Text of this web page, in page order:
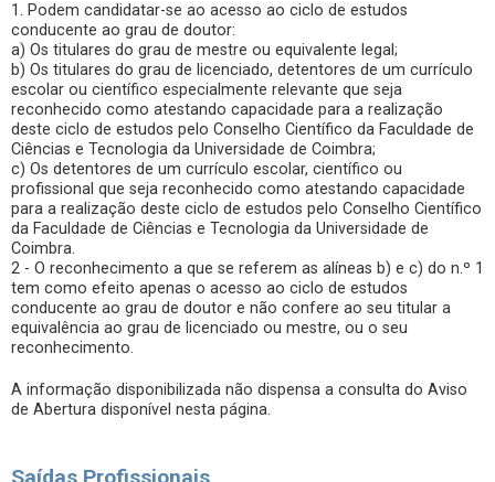
1. Podem candidatar-se ao acesso ao ciclo de estudos
conducente ao grau de doutor:
a) Os titulares do grau de mestre ou equivalente legal;
b) Os titulares do grau de licenciado, detentores de um currículo
escolar ou científico especialmente relevante que seja
reconhecido como atestando capacidade para a realização
deste ciclo de estudos pelo Conselho Científico da Faculdade de
Ciências e Tecnologia da Universidade de Coimbra;
c) Os detentores de um currículo escolar, científico ou
profissional que seja reconhecido como atestando capacidade
para a realização deste ciclo de estudos pelo Conselho Científico
da Faculdade de Ciências e Tecnologia da Universidade de
Coimbra.
2 - O reconhecimento a que se referem as alíneas b) e c) do n.º 1
tem como efeito apenas o acesso ao ciclo de estudos
conducente ao grau de doutor e não confere ao seu titular a
equivalência ao grau de licenciado ou mestre, ou o seu
reconhecimento.
A informação disponibilizada não dispensa a consulta do Aviso
de Abertura disponível nesta página.